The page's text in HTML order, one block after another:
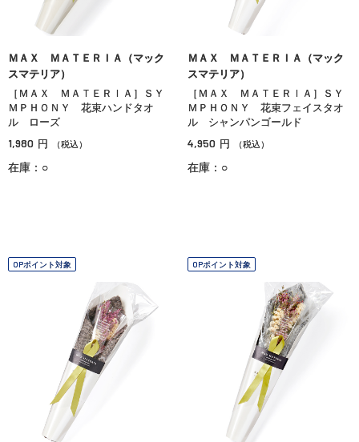
ＭＡＸ ＭＡＴＥＲＩＡ（マック
スマテリア）
［ＭＡＸ ＭＡＴＥＲＩＡ］ＳＹ
ＭＰＨＯＮＹ 花束ハンドタオ
ル ローズ
1,980 円 （税込）
在庫：○
ＭＡＸ ＭＡＴＥＲＩＡ（マック
スマテリア）
［ＭＡＸ ＭＡＴＥＲＩＡ］ＳＹ
ＭＰＨＯＮＹ 花束フェイスタオ
ル シャンパンゴールド
4,950 円 （税込）
在庫：○
OPポイント対象 OPポイント対象